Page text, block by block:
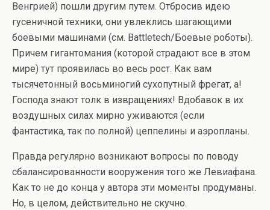
Венгрией) пошли другим путем. Отбросив идею
гусеничной техники, они увлеклись шагающими
боевыми машинами (см. Battletech/Боевые роботы).
Причем гигантомания (которой страдают все в этом
мире) тут проявилась во весь рост. Как вам
тысячетонный восьминогий сухопутный фрегат, а!
Господа знают толк в извращениях! Вдобавок в их
воздушных силах мирно уживаются (если
фантастика, так по полной) цеппелины и аэропланы.
Правда регулярно возникают вопросы по поводу
сбалансированности вооружения того же Левиафана.
Как то не до конца у автора эти моменты продуманы.
Но, в целом, действительно не скучно.